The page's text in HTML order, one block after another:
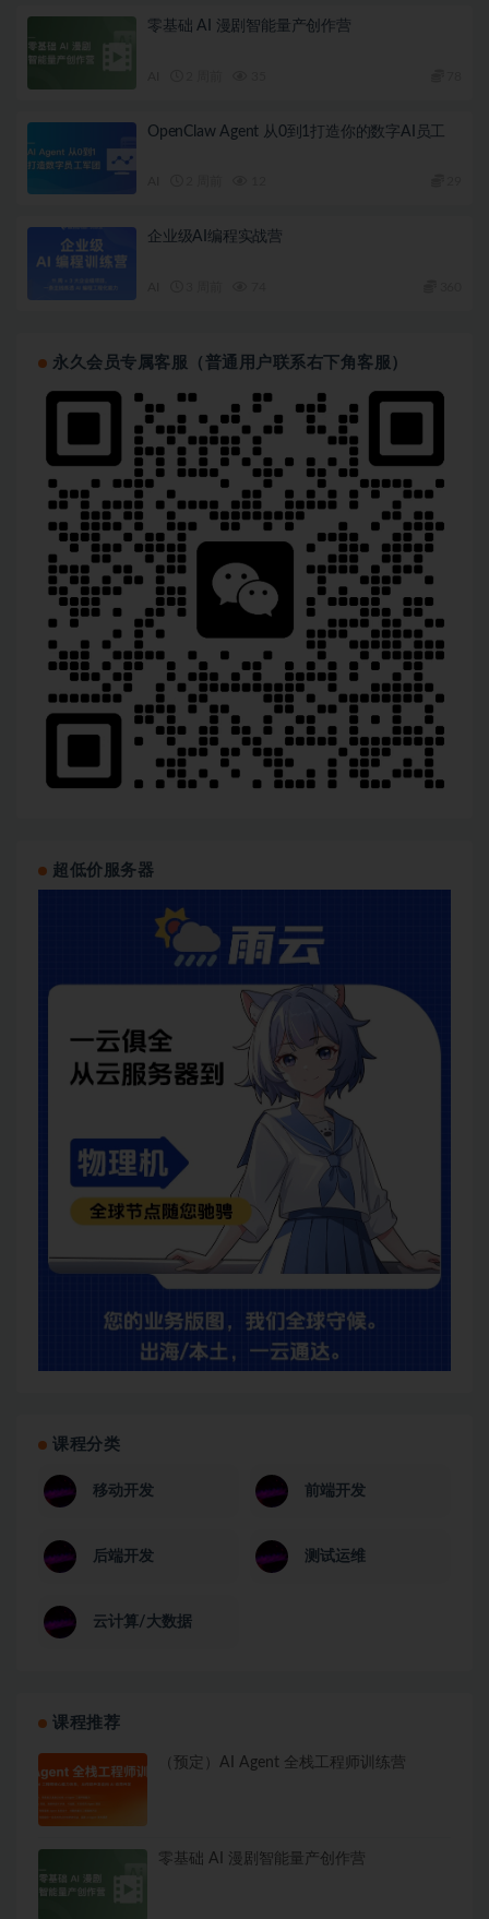
零基础 AI 漫剧智能量产创作营
OpenClaw Agent 从0到1打造你的数字AI员工
企业级AI编程实战营
永久会员专属客服（普通用户联系右下角客服）
超低价服务器
课程分类
移动开发 前端开发
后端开发 测试运维
云计算/大数据
课程推荐
（预定）AI Agent 全栈工程师训练营
零基础 AI 漫剧智能量产创作营